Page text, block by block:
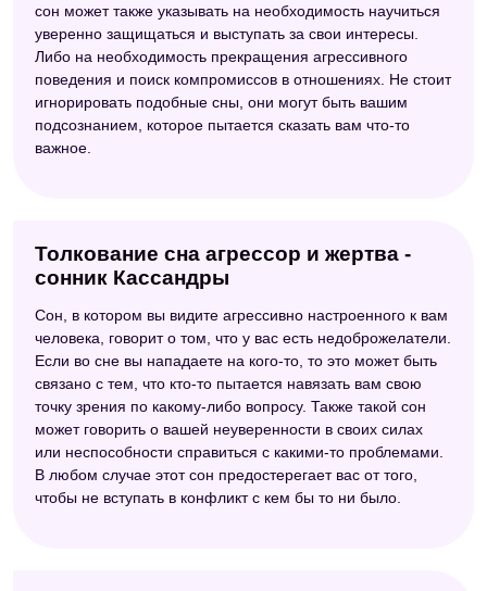
сон может также указывать на необходимость научиться
уверенно защищаться и выступать за свои интересы.
Либо на необходимость прекращения агрессивного
поведения и поиск компромиссов в отношениях. Не стоит
игнорировать подобные сны, они могут быть вашим
подсознанием, которое пытается сказать вам что-то
важное.
Толкование сна агрессор и жертва -
сонник Кассандры
Сон, в котором вы видите агрессивно настроенного к вам
человека, говорит о том, что у вас есть недоброжелатели.
Если во сне вы нападаете на кого-то, то это может быть
связано с тем, что кто-то пытается навязать вам свою
точку зрения по какому-либо вопросу. Также такой сон
может говорить о вашей неуверенности в своих силах
или неспособности справиться с какими-то проблемами.
В любом случае этот сон предостерегает вас от того,
чтобы не вступать в конфликт с кем бы то ни было.